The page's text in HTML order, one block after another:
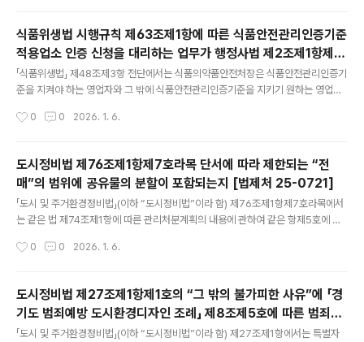
허가를 받으려는 자는 같은 법 제14조제4항 전단에 따라 신청서에 각 호의 구분에
따른 서류를 첨부하여 관할 시장등에게 제출해야 한다고 규정하고 있는바,「장사 등에
관한 법률」 제14조제4항 전단에 따른 가족묘지등의 설치 허가 신청을 대리하는 업무
가 「행정사법」 제2조제1항제5호에 따른 행정사(「..
식품위생법 시행규칙 제63조제1항에 따른 식품안전관리인증기준
적용업소 인증 신청을 대리하는 업무가 행정사법 제2조제1항제5
호에 따른 행정사의 업무에 해당하는지 여부 [법제처 25-0898]
「식품위생법」 제48조제3항 전단에서는 식품의약품안전처장은 식품안전관리인증기
준을 지켜야 하는 영업자와 그 밖에 식품안전관리인증기준을 지키기 원하는 영업자
용업소”라 함)로 인증할 수 있다고 규정하고 있고, 같은 법 시행규칙 제63조제1항에
는 자는 식품안전관리인증기준적용업소 인증신청서에 적용대상 식품별 식품안전관
리인증계획서를 첨부하여 같은 법 제48조제12항에 따라 해당 업무를 위탁받은 기
관의 장에게 제출하여야 한다고 규정하고 있는바,「식품위생법 시행규칙」 제63조제1
항에 따른 식품안전관리인증기준적용업소의 인증 신청을 대리하는 업무가 「행정사
법」 제2조제1항제..
0 0 2026. 1. 6.
도시정비법 제76조제1항제7호라목 단서에 따라 제한되는 “전
매”의 범위에 공유물의 분할이 포함되는지 [법제처 25-0721]
「도시 및 주거환경정비법」(이하 “도시정비법”이라 함) 제76조제1항제7호라목에서
는 같은 법 제74조제1항에 따른 관리처분계획의 내용에 관하여 같은 항제5호에 따
이 중 1주택은 주거전용면적을 60제곱미터 이하로 하되, 60제곱미터 이하로 공급
전에는 주택을 전매(매매·증여나 그 밖에 권리의 변동을 수반하는 모든 행위를 포함
하되 상속의 경우는 제외함)하거나 전매를 알선할 수 없다고 규정하고 있는바,공유물
의 분할(기존 공유관계를 해소하고 전매제한대상인 주거전용면적 60제곱미터 이하
주택을 1인(1세대를 포함함)의 단독소유로 분할하는 경우를 전제로..
0 0 2026. 1. 6.
도시정비법 제27조제1항제1호의 “그 밖의 불가피한 사유”에 「경
기도 범죄예방 도시환경디자인 조례」 제8조제5호에 따른 범죄취
약지역의 범죄예방 도시환경디자인 사업을 추진하기 위한 경우가
「도시 및 주거환경정비법」(이하 “도시정비법”이라 함) 제27조제1항에서는 특별자